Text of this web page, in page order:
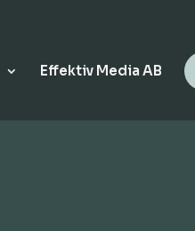
Effektiv Media AB